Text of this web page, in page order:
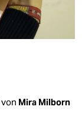
von Mira Milborn